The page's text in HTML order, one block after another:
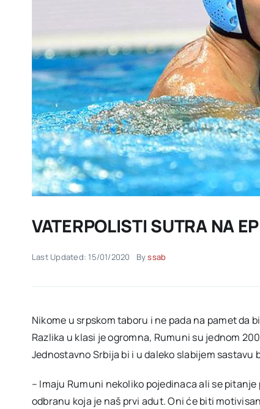
VATERPOLISTI SUTRA NA
Last Updated: 15/01/2020 Byssab
Nikome u srpskom taboru i ne pada na pamet da
Razlika u klasi je ogromna, Rumuni su jednom
Jednostavno Srbija bi i u daleko slabijem
– Imaju Rumuni nekoliko pojedinaca ali se
odbranu koja je naš prvi adut. Oni će biti